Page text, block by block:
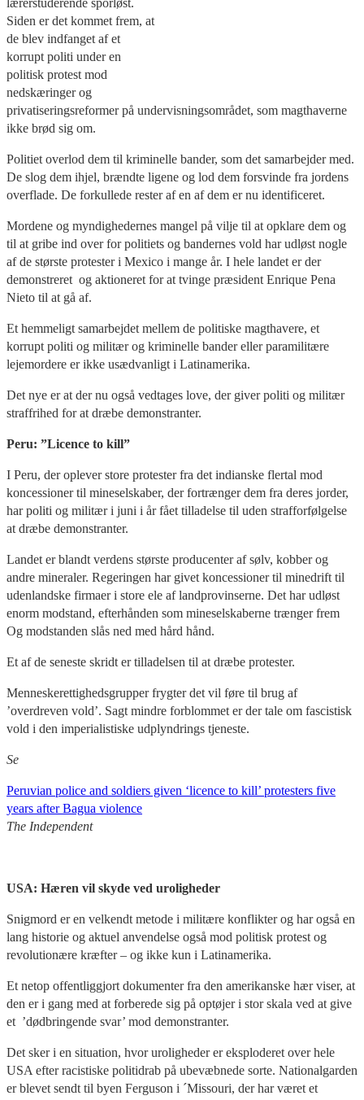
Siden er det kommet frem, at
de blev indfanget af et
korrupt politi under en
politisk protest mod
nedskæringer og
privatiseringsreformer på undervisningsområdet, som magthaverne
ikke brød sig om.
Politiet overlod dem til kriminelle bander, som det samarbejder med.
De slog dem ihjel, brændte ligene og lod dem forsvinde fra jordens
overflade. De forkullede rester af en af dem er nu identificeret.
Mordene og myndighedernes mangel på vilje til at opklare dem og
til at gribe ind over for politiets og bandernes vold har udløst nogle
af de største protester i Mexico i mange år. I hele landet er der
demonstreret og aktioneret for at tvinge præsident Enrique Pena
Nieto til at gå af.
Et hemmeligt samarbejdet mellem de politiske magthavere, et
korrupt politi og militær og kriminelle bander eller paramilitære
lejemordere er ikke usædvanligt i Latinamerika.
Det nye er at der nu også vedtages love, der giver politi og militær
straffrihed for at dræbe demonstranter.
Peru: ”Licence to kill”
I Peru, der oplever store protester fra det indianske flertal mod
koncessioner til mineselskaber, der fortrænger dem fra deres jorder,
har politi og militær i juni i år fået tilladelse til uden strafforfølgelse
at dræbe demonstranter.
Landet er blandt verdens største producenter af sølv, kobber og
andre mineraler. Regeringen har givet koncessioner til minedrift til
udenlandske firmaer i store ele af landprovinserne. Det har udløst
enorm modstand, efterhånden som mineselskaberne trænger frem
Og modstanden slås ned med hård hånd.
Et af de seneste skridt er tilladelsen til at dræbe protester.
Menneskerettighedsgrupper frygter det vil føre til brug af
’overdreven vold’. Sagt mindre forblommet er der tale om fascistisk
vold i den imperialistiske udplyndrings tjeneste.
Se
Peruvian police and soldiers given ‘licence to kill’ protesters five
years after Bagua violence
The Independent
USA: Hæren vil skyde ved uroligheder
Snigmord er en velkendt metode i militære konflikter og har også en
lang historie og aktuel anvendelse også mod politisk protest og
revolutionære kræfter – og ikke kun i Latinamerika.
Et netop offentliggjort dokumenter fra den amerikanske hær viser, at
den er i gang med at forberede sig på optøjer i stor skala ved at give
et ’dødbringende svar’ mod demonstranter.
Det sker i en situation, hvor uroligheder er eksploderet over hele
USA efter racistiske politidrab på ubevæbnede sorte. Nationalgarden
er blevet sendt til byen Ferguson i ´Missouri, der har været et